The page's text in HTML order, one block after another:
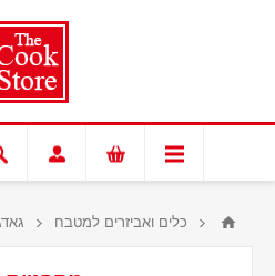
כלים ואביזרים למטבח